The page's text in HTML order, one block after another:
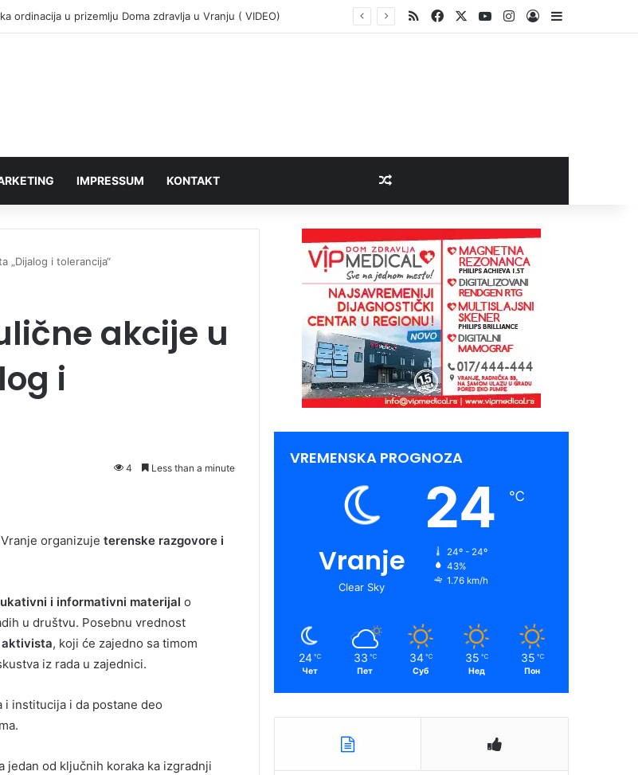
ordinacija u prizemlju Doma zdravlja u Vranju ( VIDEO) RSSFacebookYouTubeInstagram
Log InSidebar
IMPRESSUM KONTAKT Random Article
„Dijalog i tolerancija“
akcije u
i
4 Less than a minute
organizuje terenske razgovore i
i informativni materijal o
u društvu. Posebnu vrednost
, koji će zajedno sa timom
iz rada u zajednici.
institucija i da postane deo
jedan od ključnih koraka ka izgradnji
VREMENSKA PROGNOZA
Vranje
Clear Sky
24 ℃
24º - 24º
43%
1.76 km/h
24 ℃
Чет
33 ℃
Пет
34 ℃
Суб
35 ℃
Нед
35 ℃
Пон